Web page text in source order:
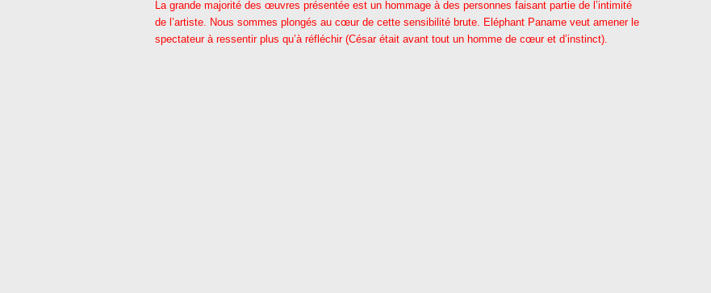
La grande majorité des œuvres présentée est un hommage à des personnes faisant partie de l’intimité
de l’artiste. Nous sommes plongés au cœur de cette sensibilité brute. Eléphant Paname veut amener le
spectateur à ressentir plus qu’à réfléchir (César était avant tout un homme de cœur et d’instinct).